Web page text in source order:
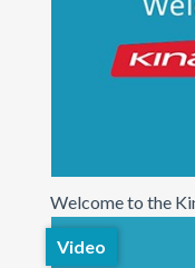
Welcome to the
Video